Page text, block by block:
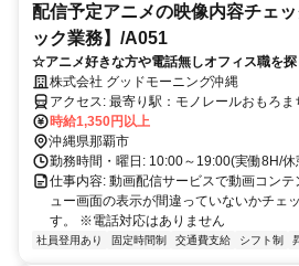
配信予定アニメの映像内容チェ
ック業務】/A051
☆アニメ好きな方や電話無しオフィス職を
株式会社 グッドモーニング沖縄
アクセス: 最寄り駅：モノレールおも
時給1,350円以上
沖縄県那覇市
勤務時間・曜日: 10:00～19:00(実働8H/休
仕事内容: 動画配信サービスで動画コン
ュー画面の表示が間違っていないかチェ
す。 ※電話対応はありません
社員登用あり 固定時間制 交通費支給 シフト制